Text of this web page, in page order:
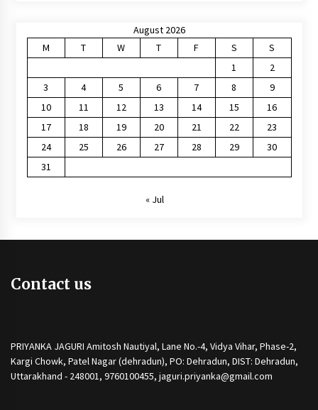
August 2026
M
T W T F S
S
1
2
3
4 5 6 7 8
9
10
11 12 13 14 15
16
17
18 19 20 21 22
23
24
25 26 27 28 29
30
31
« Jul
Contact us
PRIYANKA JAGURI Amitosh Nautiyal, Lane No.-4, Vidya Vihar, Phase-2,
Kargi Chowk, Patel Nagar (dehradun), PO: Dehradun, DIST: Dehradun,
Uttarakhand - 248001, 9760100455, jaguri.priyanka@gmail.com